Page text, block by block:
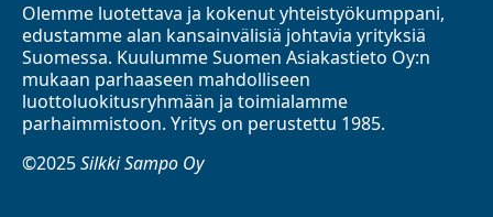
Olemme luotettava ja kokenut yhteistyökumppani,
edustamme alan kansainvälisiä johtavia yrityksiä
Suomessa. Kuulumme Suomen Asiakastieto Oy:n
mukaan parhaaseen mahdolliseen
luottoluokitusryhmään ja toimialamme
parhaimmistoon. Yritys on perustettu 1985.
©2025Silkki Sampo Oy